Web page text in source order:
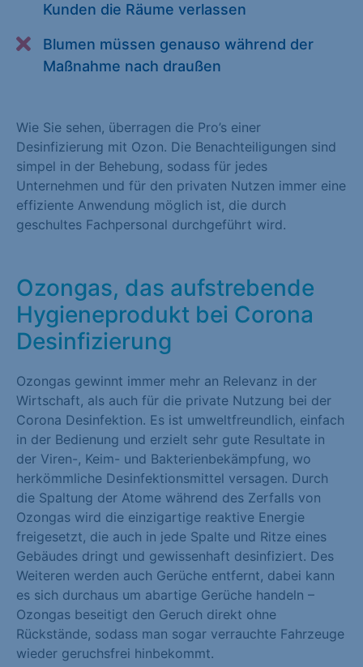
Kunden die Räume verlassen
Blumen müssen genauso während der
Maßnahme nach draußen
Wie Sie sehen, überragen die Pro’s einer
Desinfizierung mit Ozon. Die Benachteiligungen sind
simpel in der Behebung, sodass für jedes
Unternehmen und für den privaten Nutzen immer eine
effiziente Anwendung möglich ist, die durch
geschultes Fachpersonal durchgeführt wird.
Ozongas, das aufstrebende
Hygieneprodukt bei Corona
Desinfizierung
Ozongas gewinnt immer mehr an Relevanz in der
Wirtschaft, als auch für die private Nutzung bei der
Corona Desinfektion. Es ist umweltfreundlich, einfach
in der Bedienung und erzielt sehr gute Resultate in
der Viren-, Keim- und Bakterienbekämpfung, wo
herkömmliche Desinfektionsmittel versagen. Durch
die Spaltung der Atome während des Zerfalls von
Ozongas wird die einzigartige reaktive Energie
freigesetzt, die auch in jede Spalte und Ritze eines
Gebäudes dringt und gewissenhaft desinfiziert. Des
Weiteren werden auch Gerüche entfernt, dabei kann
es sich durchaus um abartige Gerüche handeln –
Ozongas beseitigt den Geruch direkt ohne
Rückstände, sodass man sogar verrauchte Fahrzeuge
wieder geruchsfrei hinbekommt.
Alle akzeptieren Speichern
Zurück
Essenzielle Cookies ermöglichen grundlegende Funktionen und
sind für die einwandfreie Funktion der Website erforderlich.
Cookie-Informationen anzeigen
Statistiken (1)
unsere Website nutzen. Statistik Cookies erfassen Informationen
anonym. Diese Informationen helfen uns zu verstehen, wie
unsere Besucher unsere Website nutzen.
Cookie-Informationen anzeigen
Marketing (1)
Marketing-Cookies werden von Drittanbietern oder Publishern
verwendet, um personalisierte Werbung anzuzeigen. Sie tun
dies, indem sie Besucher über Websites hinweg verfolgen.
Cookie-Informationen anzeigen
Externe Medien (1)
Inhalte von Videoplattformen und Social-Media-Plattformen
werden standardmäßig blockiert. Wenn Cookies von externen
Medien akzeptiert werden, bedarf der Zugriff auf diese Inhalte
keiner manuellen Einwilligung mehr.
Cookie-Informationen anzeigen